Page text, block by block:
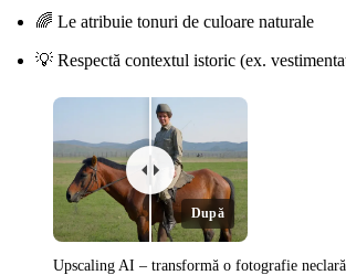
🌈 Le atribuie tonuri de culoare naturale
💡 Respectă contextul istoric (ex.
După
Upscaling AI – transformă o fotografie